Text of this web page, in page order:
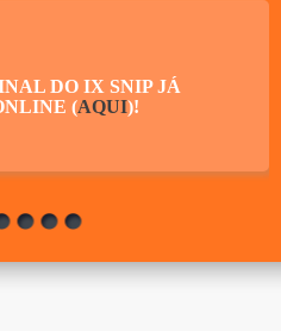
DO IX SNIP JÁ
(AQUI)!